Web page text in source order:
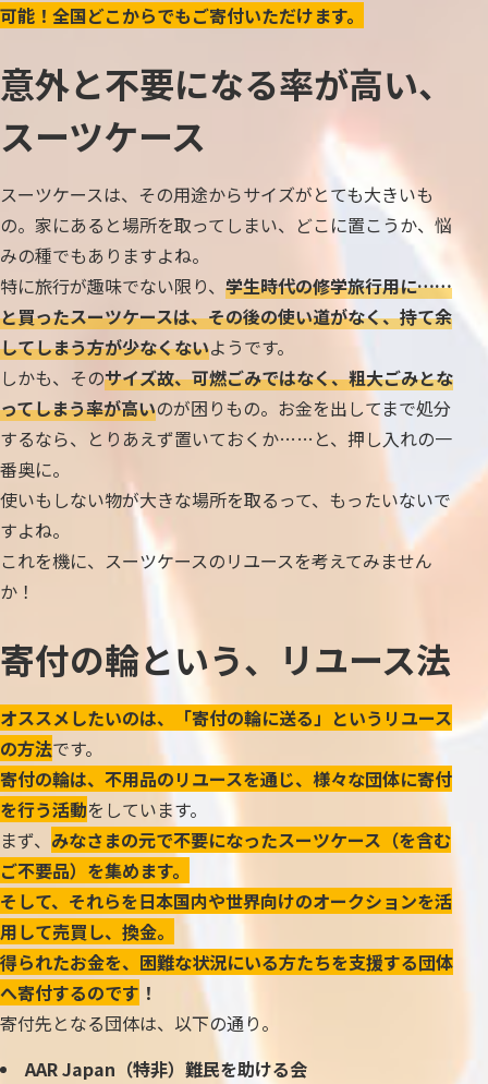
可能！全国どこからでもご寄付いただけます。
意外と不要になる率が高い、
スーツケース
スーツケースは、その用途からサイズがとても大きいも
の。家にあると場所を取ってしまい、どこに置こうか、悩
みの種でもありますよね。
特に旅行が趣味でない限り、 学生時代の修学旅行用に……
と買ったスーツケースは、その後の使い道がなく、持て余
してしまう方が少なくないようです。
しかも、そのサイズ故、可燃ごみではなく、粗大ごみとな
ってしまう率が高いのが困りもの。お金を出してまで処分
するなら、とりあえず置いておくか……と、押し入れの一
番奥に。
使いもしない物が大きな場所を取るって、もったいないで
すよね。
これを機に、スーツケースのリユースを考えてみません
か！
寄付の輪という、リユース法
オススメしたいのは、「寄付の輪に送る」というリユース
の方法です。
寄付の輪は、不用品のリユースを通じ、様々な団体に寄付
を行う活動をしています。
まず、 みなさまの元で不要になったスーツケース（を含む
ご不要品）を集めます。
そして、それらを日本国内や世界向けのオークションを活
用して売買し、換金。
得られたお金を、困難な状況にいる方たちを支援する団体
へ寄付するのです ！
寄付先となる団体は、以下の通り。
AAR Japan（特非）難民を助ける会